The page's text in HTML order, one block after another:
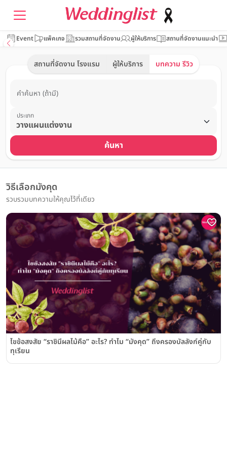
Event แพ็คเกจ รวมสถานที่จัดงาน ผู้ให้บริการ สถานที่จัดงานแนะนำ
สถานที่จัดงาน โรงแรม ผู้ให้บริการ บทความ รีวิว
คำค้นหา (ถ้ามี)
ประเภท
ค้นหา
วิธีเลือกมังคุด
รวบรวมบทความให้คุณไว้ที่เดียว
ไขข้อสงสัย “ราชินีผลไม้คือ” อะไร? ทำไม “มังคุด” ถึงครองบัลลังก์คู่กับ
ทุเรียน